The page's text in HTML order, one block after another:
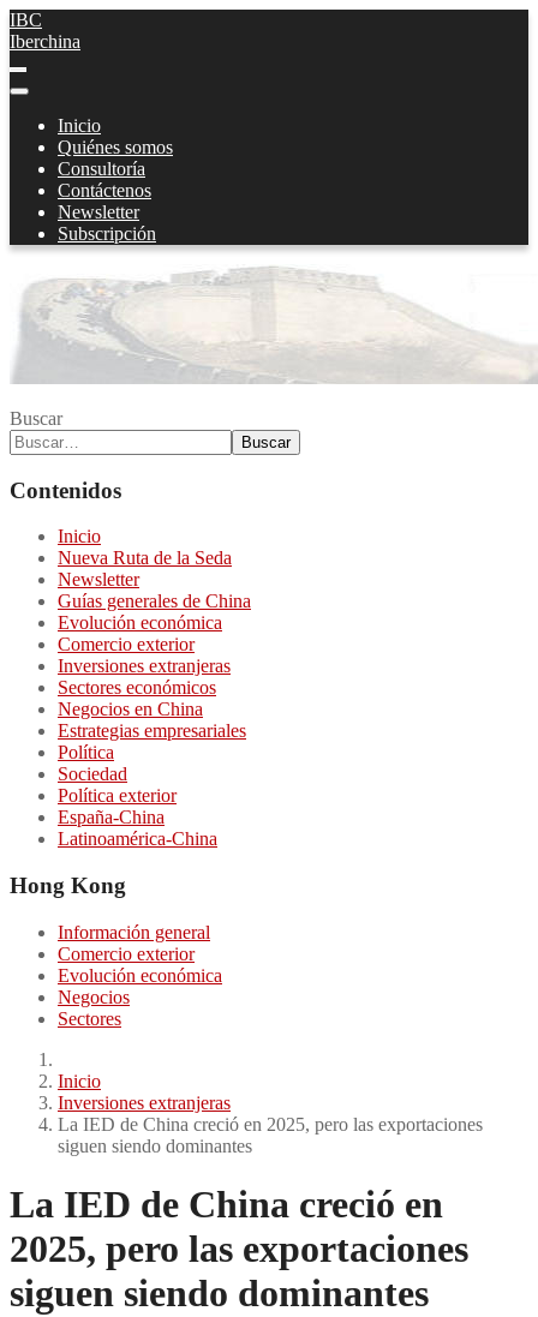
IBC
Iberchina
Inicio
Quiénes somos
Consultoría
Contáctenos
Newsletter
Subscripción
Buscar
Buscar
Contenidos
Inicio
Nueva Ruta de la Seda
Newsletter
Guías generales de China
Evolución económica
Comercio exterior
Inversiones extranjeras
Sectores económicos
Negocios en China
Estrategias empresariales
Política
Sociedad
Política exterior
España-China
Latinoamérica-China
Hong Kong
Información general
Comercio exterior
Evolución económica
Negocios
Sectores
Inicio
Inversiones extranjeras
La IED de China creció en 2025, pero las exportaciones
siguen siendo dominantes
La IED de China creció en
2025, pero las exportaciones
siguen siendo dominantes